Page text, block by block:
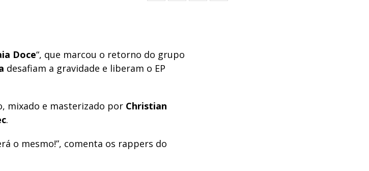
Doce“, que marcou o retorno do grupo
desafiam a gravidade e liberam o EP
mixado e masterizado por Christian
.
o mesmo!”, comenta os rappers do